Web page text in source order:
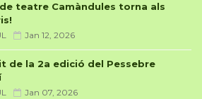
teatre Camàndules torna als
Jan 12, 2026
de la 2a edició del Pessebre
Jan 07, 2026